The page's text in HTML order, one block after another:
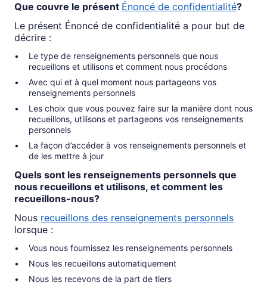
Que couvre le présent Énoncé de confidentialité?
Le présent Énoncé de confidentialité a pour but de
décrire :
Le type de renseignements personnels que nous
recueillons et utilisons et comment nous procédons
Avec qui et à quel moment nous partageons vos
renseignements personnels
Les choix que vous pouvez faire sur la manière dont nous
recueillons, utilisons et partageons vos renseignements
personnels
La façon d’accéder à vos renseignements personnels et
de les mettre à jour
Quels sont les renseignements personnels que
nous recueillons et utilisons, et comment les
recueillons-nous?
Nous recueillons des renseignements personnels
lorsque :
Vous nous fournissez les renseignements personnels
Nous les recueillons automatiquement
Nous les recevons de la part de tiers